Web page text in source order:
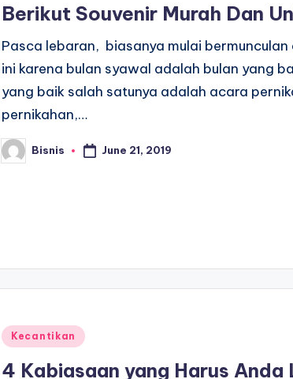
Berikut Souvenir Murah Dan
Pasca lebaran, biasanya mulai
ini karena bulan syawal adalah bulan yang
yang baik salah satunya adalah acara
pernikahan,…
Posted
by
Bisnis June 21, 2019
Posted
Kecantikan
4 Kabiasaan yang Harus Anda